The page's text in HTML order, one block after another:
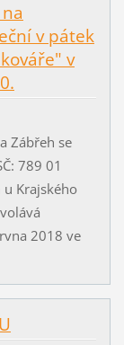
v pátek
v
Zábřeh se
789 01
Krajského
2018 ve